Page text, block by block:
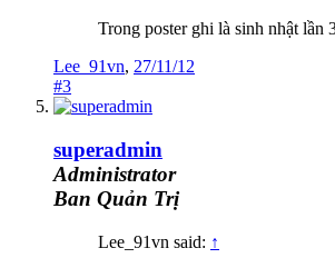
Trong poster ghi là sinh nhật lần
Lee_91vn, 27/11/12
#3
superadmin
Administrator
Ban Quản Trị
Lee_91vn said: ↑